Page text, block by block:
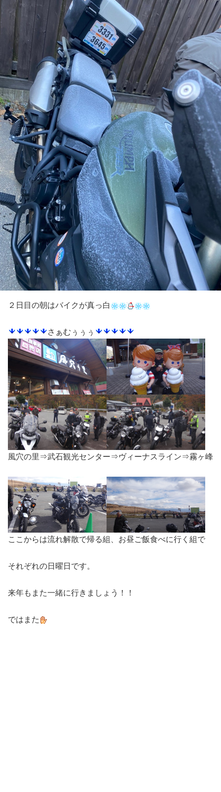
２日目の朝はバイクが真っ白
さぁむぅぅぅ
風穴の里⇒武石観光センター⇒ヴィーナスライン⇒霧ヶ峰
ここからは流れ解散で帰る組、お昼ご飯食べに行く組で
それぞれの日曜日です。
来年もまた一緒に行きましょう！！
ではまた